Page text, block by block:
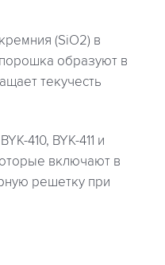
(SiO2) в
образуют в
текучесть
410, BYK-411 и
включают в
решетку при